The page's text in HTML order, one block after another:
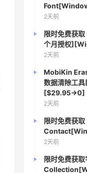
2天前
限时免费获
个月授权
2天前
MobiKin
数据清除工
[$29.95→0]
2天前
限时免费获
2天前
限时免费获